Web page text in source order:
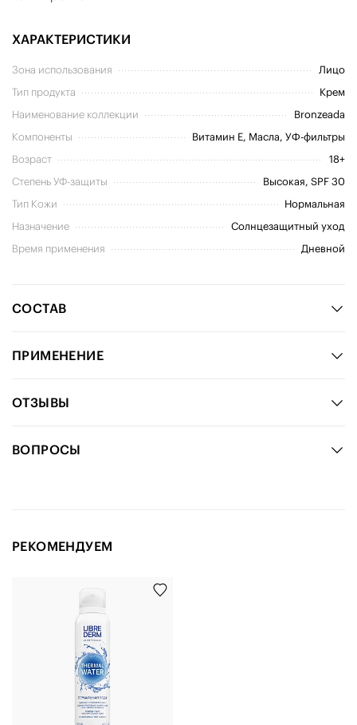
ХАРАКТЕРИСТИКИ
Зона использования
Лицо
Тип продукта
Крем
Наименование коллекции
Bronzeada
Компоненты
Витамин E, Масла, УФ-фильтры
Возраст
18+
Степень УФ-защиты
Высокая, SPF 30
Тип Кожи
Нормальная
Назначение
Солнцезащитный уход
Время применения
Дневной
СОСТАВ
ПРИМЕНЕНИЕ
ОТЗЫВЫ
ВОПРОСЫ
РЕКОМЕНДУЕМ